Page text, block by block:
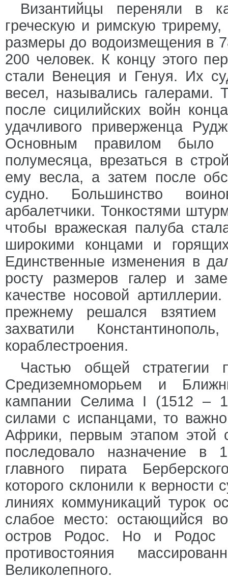
Византийцы переняли в
греческую и римскую
размеры до водоизмещения в
200 человек. К концу этого
стали Венеция и Генуя. Их
весел, назывались галерами.
после сицилийских войн
удачливого приверженца
Основным правилом было
полумесяца, врезаться в
ему весла, а затем после
судно. Большинство
арбалетчики. Тонкостями
чтобы вражеская палуба
широкими концами и
Единственные изменения в
росту размеров галер и
качестве носовой
прежнему решался
захватили
кораблестроения.
Частью общей стратегии
Средиземноморьем и
кампании Селима I (1512 –
силами с испанцами, то
Африки, первым этапом этой
последовало назначение в
главного пирата
которого склонили к верности
линиях коммуникаций турок
слабое место: остающийся
остров Родос. Но и Родос
противостояния
Великолепного.